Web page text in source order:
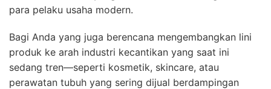
para pelaku usaha modern.
Bagi Anda yang juga berencana mengembangkan lini
produk ke arah industri kecantikan yang saat ini
sedang tren—seperti kosmetik, skincare, atau
perawatan tubuh yang sering dijual berdampingan